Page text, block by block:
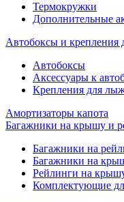
Термокружки
Дополнительные
Автобоксы и крепления
Автобоксы
Аксессуары к
Крепления для
Амортизаторы капота
Багажники на крышу и
Багажники на
Багажники на
Рейлинги на
Комплектующие